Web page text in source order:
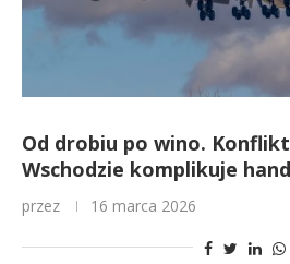
Od drobiu po wino.
Wschodzie komplikuje
przez 16 marca 2026